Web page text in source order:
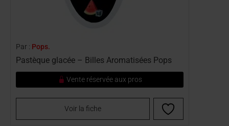
Par : Pops.
Pastèque glacée – Billes Aromatisées Pops
Vente réservée aux pros
Voir la fiche